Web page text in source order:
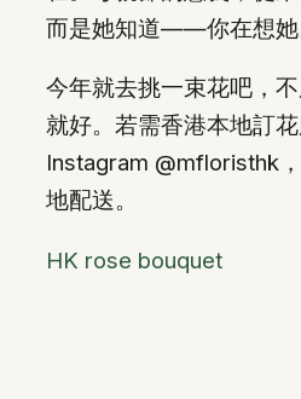
而是她知道——你在想她
今年就去挑一束花吧，
就好。若需香港本地訂
Instagram @mfloristhk
地配送。
HK rose bouquet